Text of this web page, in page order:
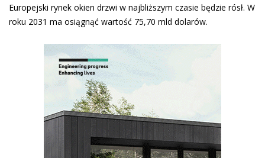
Europejski rynek okien drzwi w najbliższym czasie będzie rósł. W
roku 2031 ma osiągnąć wartość 75,70 mld dolarów.